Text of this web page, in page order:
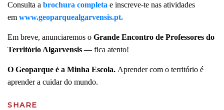
Consulta a brochura completa e inscreve-te nas atividades
em www.geoparquealgarvensis.pt.
Em breve, anunciaremos o Grande Encontro de Professores do
Território Algarvensis — fica atento!
O Geoparque é a Minha Escola. Aprender com o território é
aprender a cuidar do mundo.
SHARE